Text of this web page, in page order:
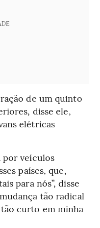
de um quinto
disse ele,
elétricas
por veículos
países, que,
para nós”, disse
tão radical
curto em minha